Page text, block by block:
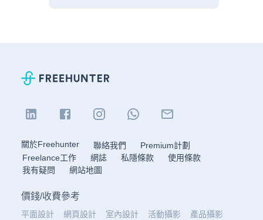
關於Freehunter 聯絡我們
Premium計劃
Freelance工作
網誌 私隱條款
使用條款
我有疑問
網站地圖
價錢/收費參考
平面設計 網頁設計 室內設計 活動攝影
產品攝影